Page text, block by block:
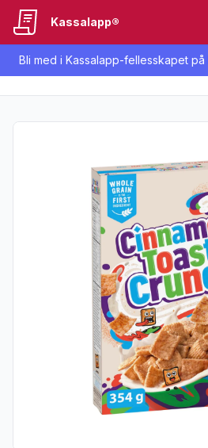
Bli med i Kassalapp-fellesskapet på
Kassalapp®